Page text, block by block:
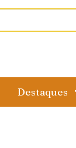
Destaques